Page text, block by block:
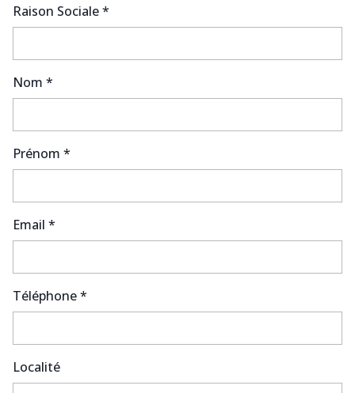
Raison Sociale *
Nom *
Prénom *
Email *
Téléphone *
Localité